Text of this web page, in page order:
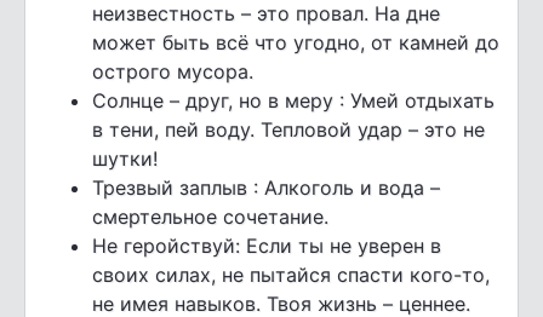
неизвестность – это провал. На дне
может быть всё что угодно, от камней до
острого мусора.
Солнце – друг, но в меру : Умей отдыхать
в тени, пей воду. Тепловой удар – это не
шутки!
Трезвый заплыв : Алкоголь и вода –
смертельное сочетание.
Не геройствуй: Если ты не уверен в
своих силах, не пытайся спасти кого-то,
не имея навыков. Твоя жизнь – ценнее.